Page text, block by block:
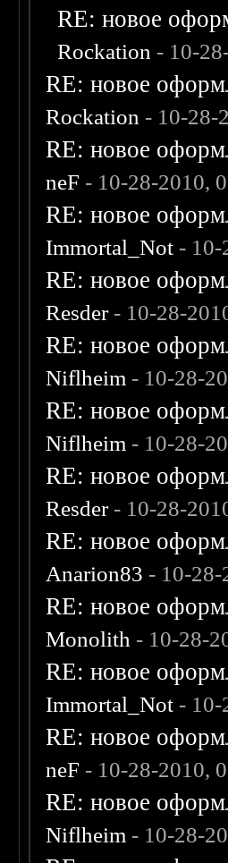
RE: новое
Rockation - 10-
RE: новое
Rockation - 10-28-
RE: новое
neF - 10-28-2010,
RE: новое
Immortal_Not - 10-
RE: новое
Resder- 10-28-
RE: новое
Niflheim - 10-28-
RE: новое
Niflheim - 10-28-
RE: новое
Resder- 10-28-
RE: новое
Anarion83 - 10-28-
RE: новое
Monolith - 10-28-
RE: новое
Immortal_Not - 10-
RE: новое
neF - 10-28-2010,
RE: новое
Niflheim - 10-28-